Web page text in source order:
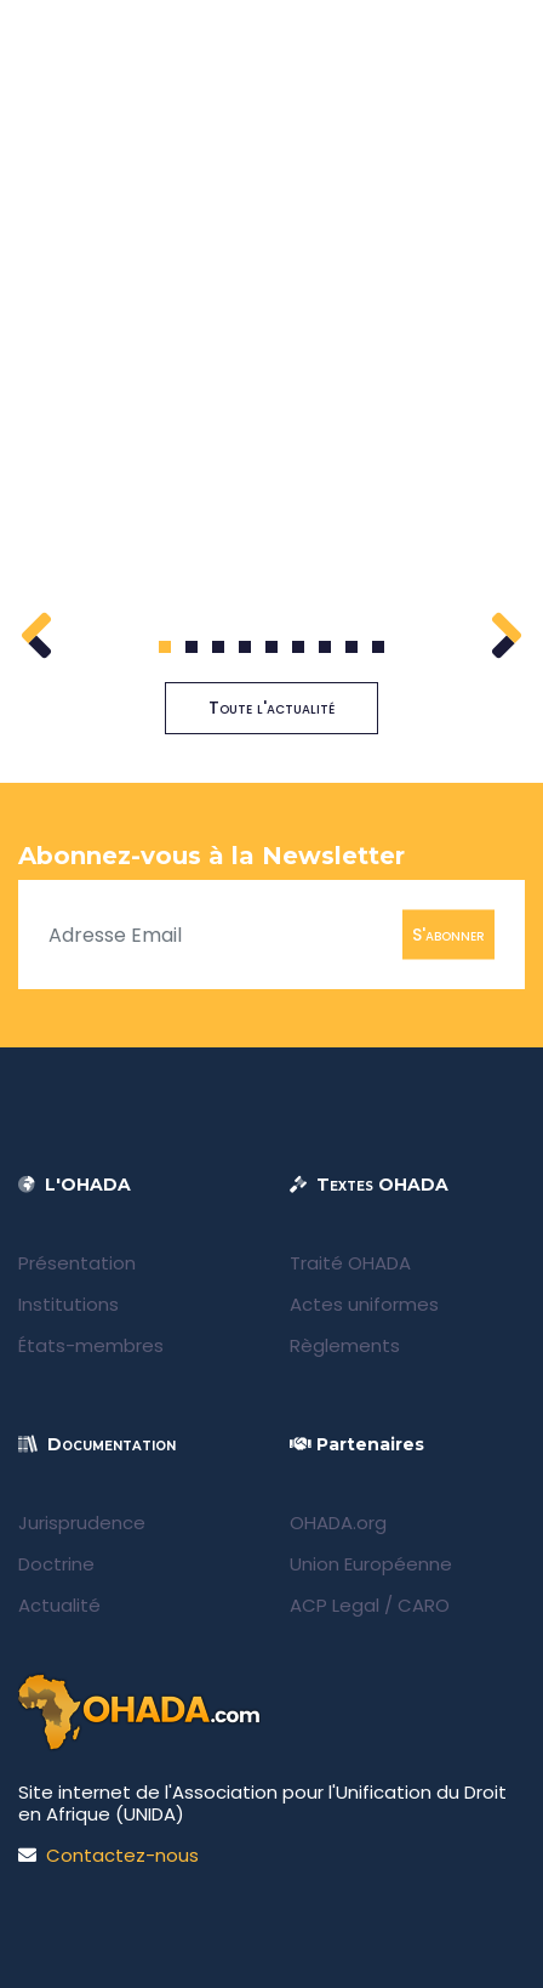
1 2 3 4 5 6 7 8 9
Toute l'actualité
Abonnez-vous à la Newsletter
S'abonner
L'OHADA
Présentation
Institutions
États-membres
Textes OHADA
Traité OHADA
Actes uniformes
Règlements
Documentation
Jurisprudence
Doctrine
Actualité
Partenaires
OHADA.org
Union Européenne
ACP Legal / CARO
Site internet de l'Association pour l'Unification du Droit
en Afrique (UNIDA)
Contactez-nous